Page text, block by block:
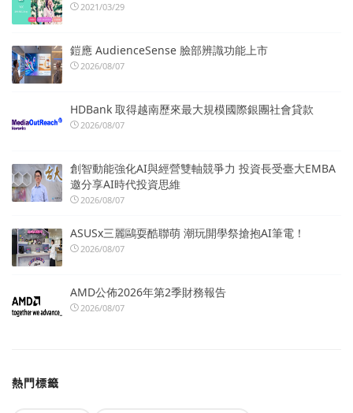
2021/03/29
鎧應 AudienceSense 臉部辨識功能上市
2026/08/07
HDBank 取得越南歷來最大規模國際銀團社會貸款
2026/08/07
創智動能強化AI與經營雙軸競爭力 投資長受臺大EMBA
邀分享AI時代投資思維
2026/08/07
ASUSx三麗鷗耍酷聯萌 潮玩開學祭搶抱AI筆電！
2026/08/07
AMD公佈2026年第2季財務報告
2026/08/07
熱門標籤